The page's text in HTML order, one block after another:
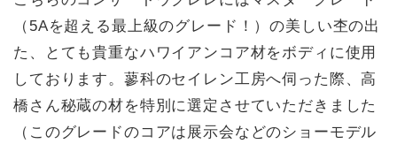
（5Aを超える最上級のグレード！）の美しい杢の出
た、とても貴重なハワイアンコア材をボディに使用
しております。蓼科のセイレン工房へ伺った際、高
橋さん秘蔵の材を特別に選定させていただきました
（このグレードのコアは展示会などのショーモデル